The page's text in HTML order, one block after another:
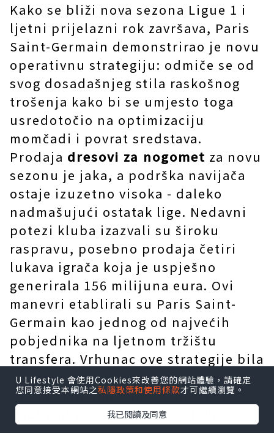
Kako se bliži nova sezona Ligue 1 i
ljetni prijelazni rok završava, Paris
Saint-Germain demonstrirao je novu
operativnu strategiju: odmiče se od
svog dosadašnjeg stila raskošnog
trošenja kako bi se umjesto toga
usredotočio na optimizaciju
momčadi i povrat sredstava.
Prodaja dresovi za nogomet za novu
sezonu je jaka, a podrška navijača
ostaje izuzetno visoka - daleko
nadmašujući ostatak lige. Nedavni
potezi kluba izazvali su široku
raspravu, posebno prodaja četiri
lukava igrača koja je uspješno
generirala 156 milijuna eura. Ovi
manevri etablirali su Paris Saint-
Germain kao jednog od najvećih
pobjednika na ljetnom tržištu
transfera. Vrhunac ove strategije bila
je uspješna prodaja dvaju visoko
zarađivanih napadača koji su dugo
podbacili; obojicu su kupili veliki
klubovi Serie A za značajne
U Lifestyle 會使用Cookies來改善您的網站體驗，請確定
您同意接受本網站之私隱政策和使用條款才可繼續瀏覽。
我已閱讀及同意